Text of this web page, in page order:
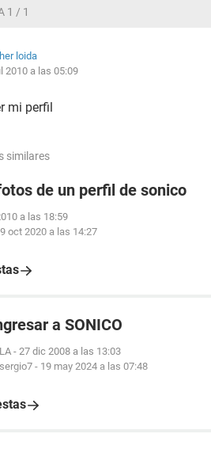
1 / 1
loida
2010 a las 05:09
mi perfil
similares
de un perfil de sonico
a las 18:59
oct 2020 a las 14:27
a SONICO
- 27 dic 2008 a las 13:03
- 19 may 2024 a las 07:48